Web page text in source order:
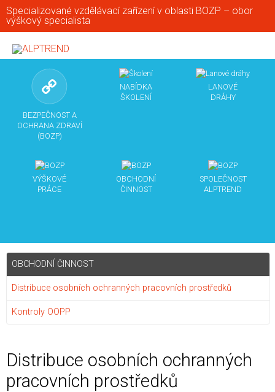
Specializované vzdělávací zařízení v oblasti BOZP – obor
výškový specialista
BEZPEČNOST A
OCHRANA ZDRAVÍ
(BOZP)
NABÍDKA
ŠKOLENÍ
LANOVÉ
DRÁHY
VÝŠKOVÉ
PRÁCE
OBCHODNÍ
ČINNOST
SPOLEČNOST
ALPTREND
OBCHODNÍ ČINNOST
Distribuce osobních ochranných pracovních prostředků
Kontroly OOPP
Distribuce osobních ochranných
pracovních prostředků